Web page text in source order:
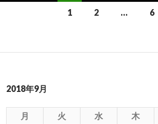
1 2 … 6
2018年9月
月 火 水 木